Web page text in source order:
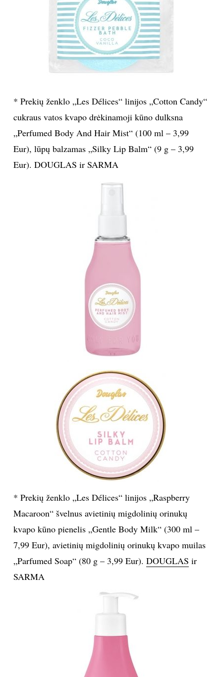
Sekite mus:
* Prekių ženklo „Les Délices“ linijos „Cotton Candy“
cukraus vatos kvapo drėkinamoji kūno dulksna
„Perfumed Body And Hair Mist“ (100 ml – 3,99
Eur), lūpų balzamas „Silky Lip Balm“ (9 g – 3,99
Eur). DOUGLAS ir SARMA
* Prekių ženklo „Les Délices“ linijos „Raspberry
Macaroon“ švelnus avietinių migdolinių orinukų
kvapo kūno pienelis „Gentle Body Milk“ (300 ml –
7,99 Eur), avietinių migdolinių orinukų kvapo muilas
„Parfumed Soap“ (80 g – 3,99 Eur). DOUGLAS ir
SARMA